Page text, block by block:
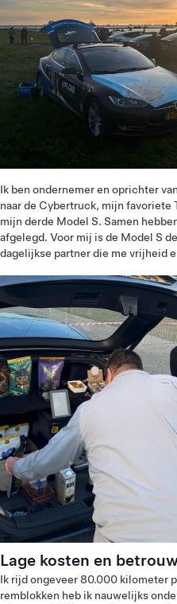
Ik ben ondernemer en oprichter
naar de Cybertruck, mijn
mijn derde Model S. Samen
afgelegd. Voor mij is de Model S
dagelijkse partner die me vrijheid
Lage kosten en
Ik rijd ongeveer 80.000 kilometer
remblokken heb ik nauwelijks